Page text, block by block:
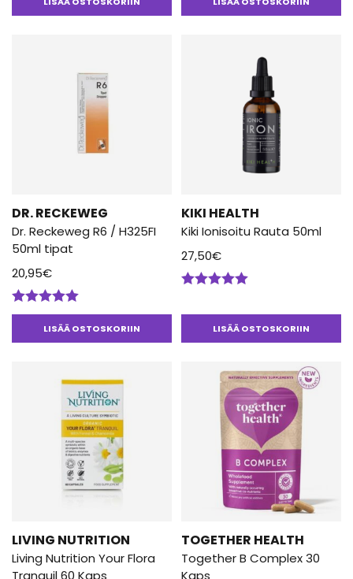
DR. RECKEWEG
Dr. Reckeweg R6 / H325FI
50ml tipat
20,95€
Arvostelu
tuotteesta:LISÄÄ OSTOSKORIIN
KIKI HEALTH
Kiki Ionisoitu Rauta 50ml
27,50€
LISÄÄ OSTOSKORIIN
LIVING NUTRITION
Living Nutrition Your Flora
Tranquil 60 Kaps
TOGETHER HEALTH
Together B Complex 30
Kaps